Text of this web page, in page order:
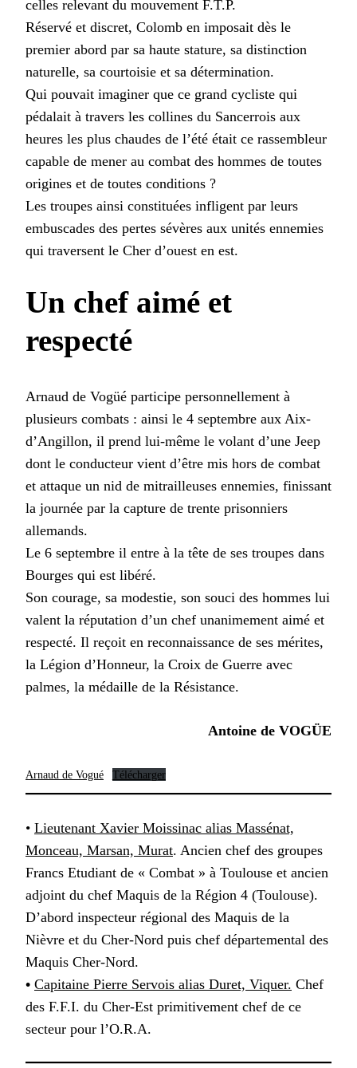
celles relevant du mouvement F.T.P.
Réservé et discret, Colomb en imposait dès le
premier abord par sa haute stature, sa distinction
naturelle, sa courtoisie et sa détermination.
Qui pouvait imaginer que ce grand cycliste qui
pédalait à travers les collines du Sancerrois aux
heures les plus chaudes de l’été était ce rassembleur
capable de mener au combat des hommes de toutes
origines et de toutes conditions ?
Les troupes ainsi constituées infligent par leurs
embuscades des pertes sévères aux unités ennemies
qui traversent le Cher d’ouest en est.
Un chef aimé et
respecté
Arnaud de Vogüé participe personnellement à
plusieurs combats : ainsi le 4 septembre aux Aix-
d’Angillon, il prend lui-même le volant d’une Jeep
dont le conducteur vient d’être mis hors de combat
et attaque un nid de mitrailleuses ennemies, finissant
la journée par la capture de trente prisonniers
allemands.
Le 6 septembre il entre à la tête de ses troupes dans
Bourges qui est libéré.
Son courage, sa modestie, son souci des hommes lui
valent la réputation d’un chef unanimement aimé et
respecté. Il reçoit en reconnaissance de ses mérites,
la Légion d’Honneur, la Croix de Guerre avec
palmes, la médaille de la Résistance.
Antoine de VOGÜE
Arnaud de Vogué Télécharger
• Lieutenant Xavier Moissinac alias Massénat,
Monceau, Marsan, Murat. Ancien chef des groupes
Francs Etudiant de « Combat » à Toulouse et ancien
adjoint du chef Maquis de la Région 4 (Toulouse).
D’abord inspecteur régional des Maquis de la
Nièvre et du Cher-Nord puis chef départemental des
Maquis Cher-Nord.
• Capitaine Pierre Servois alias Duret, Viquer. Chef
des F.F.I. du Cher-Est primitivement chef de ce
secteur pour l’O.R.A.